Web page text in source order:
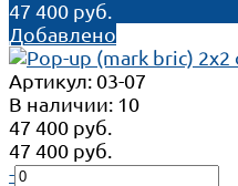
47 400 руб.
Добавлено
Артикул: 03-07
В наличии: 10
47 400 руб.
47 400 руб.
-